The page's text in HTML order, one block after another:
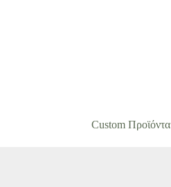
Custom Προϊόντα